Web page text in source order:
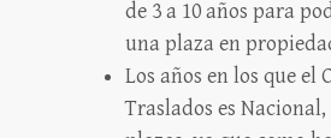
de 3 a 10 años para
una plaza en
Los años en los que el
Traslados es